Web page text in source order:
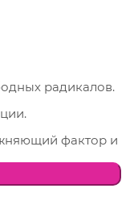
радикалов.
фактор и